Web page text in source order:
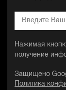
Нажимая
получение
Защищено
Политика